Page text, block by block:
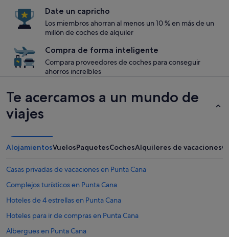
Date un capricho
Los miembros ahorran al menos un 10 % en más de un
millón de coches de alquiler
Compra de forma inteligente
Compara proveedores de coches para conseguir
ahorros increíbles
Te acercamos a un mundo de
viajes
AlojamientosVuelosPaquetesCochesAlquileres de vacaciones
Casas privadas de vacaciones en Punta Cana
Complejos turísticos en Punta Cana
Hoteles de 4 estrellas en Punta Cana
Hoteles para ir de compras en Punta Cana
Albergues en Punta Cana